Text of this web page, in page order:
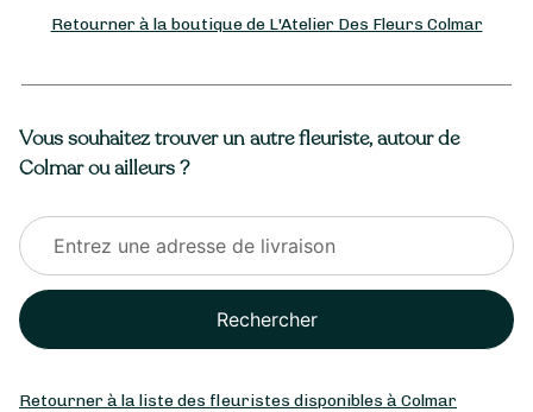
Retourner à la boutique de L'Atelier Des Fleurs Colmar
Vous souhaitez trouver un autre fleuriste, autour de
Colmar ou ailleurs ?
Rechercher
Retourner à la liste des fleuristes disponibles à Colmar